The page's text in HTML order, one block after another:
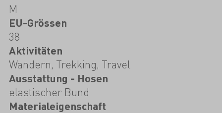
M
EU-Grössen
38
Aktivitäten
Wandern, Trekking, Travel
Ausstattung - Hosen
elastischer Bund
Materialeigenschaft